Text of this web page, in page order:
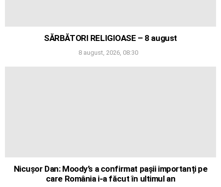
SĂRBĂTORI RELIGIOASE – 8 august
8 august, 2026, 08:30
Nicușor Dan: Moody’s a confirmat pașii importanți pe
care România i-a făcut în ultimul an